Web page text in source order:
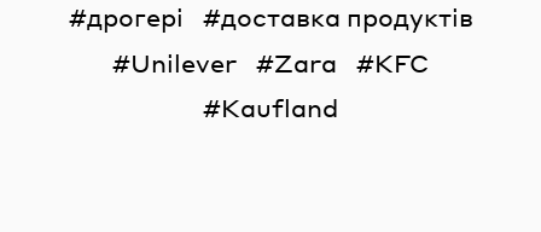
дрогері
доставка продуктів
Unilever
Zara
KFC
Kaufland